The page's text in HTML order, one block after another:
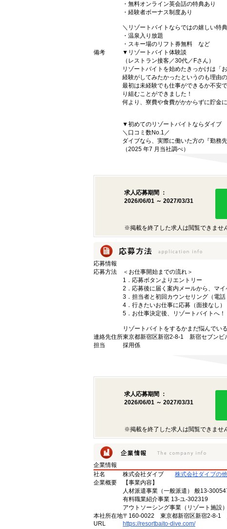
・無料オンライン英会話の特典あり
・経験者ボーナス制度あり
＼リゾートバイトならではの嬉しい特
・温泉入り放題
・スキー場のリフト券無料 など
備考
▼リゾートバイト体験談
（レストラン接客／30代／Fさん）
リゾートバイトを始めたきっかけは「
経験がしてみたかったというのも理由の
最初は未経験でも仕事ができるか不安
り組むことができました！
何より、寮費や食費がかからずに貯金
▼初めてのリゾートバイトならダイブ
＼口コミ数No.1／
ダイブなら、実際に働いた方の『勤務
（2025 年7 月当社調べ）
求人応募期間 ：
2026/06/01 ～ 2027/03/31
※掲載を終了した求人は閲覧できませ
応募情報
応募方法
＜お仕事開始までの流れ＞
1．応募ボタンよりエントリー
2．応募後に届く案内メールから、マイ
3．担当者と初回カウンセリング（電話
4．行きたいお仕事に応募（面接なし）
5．お仕事決定後、リゾートバイトへ！
リゾートバイトをするかまだ悩んでい
連絡先住所東京都新宿区新宿2-8-1 新宿セブンビ
担当
採用係
求人応募期間 ：
2026/06/01 ～ 2027/03/31
※掲載を終了した求人は閲覧できませ
企業情報
社名
株式会社ダイブ
株式会社ダイブの
企業概要
【事業内容】
人材派遣事業（一般派遣） 般13-
有料職業紹介事業 13-ユ-302319
アウトソーシング事業（リゾート施設）
本社所在地〒160-0022 東京都新宿区新宿2-8-1
URL
https://resortbaito-dive.com/